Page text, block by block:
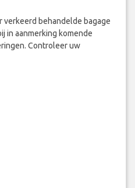
verkeerd behandelde bagage
in aanmerking komende
Controleer uw